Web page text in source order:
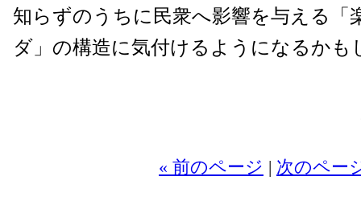
知らずのうちに民衆へ影響を与える「
ダ」の構造に気付けるようになるかも
« 前のページ | 次のペー